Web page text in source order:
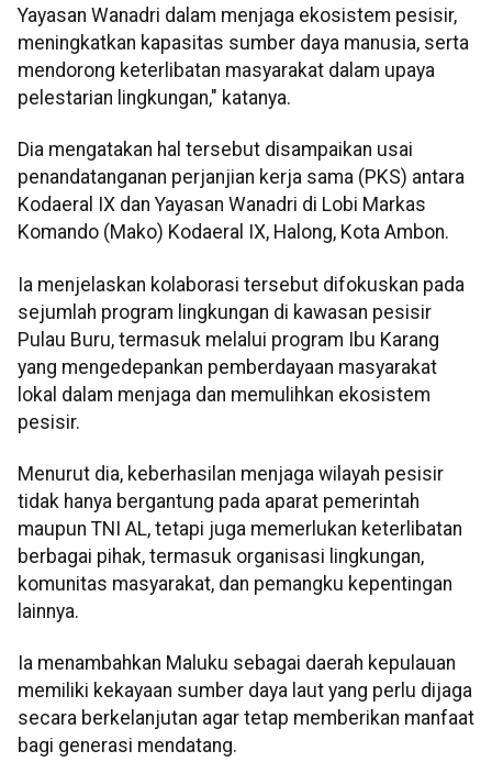
Yayasan Wanadri dalam menjaga ekosistem pesisir,
meningkatkan kapasitas sumber daya manusia, serta
mendorong keterlibatan masyarakat dalam upaya
pelestarian lingkungan," katanya.
Dia mengatakan hal tersebut disampaikan usai
penandatanganan perjanjian kerja sama (PKS) antara
Kodaeral IX dan Yayasan Wanadri di Lobi Markas
Komando (Mako) Kodaeral IX, Halong, Kota Ambon.
Ia menjelaskan kolaborasi tersebut difokuskan pada
sejumlah program lingkungan di kawasan pesisir
Pulau Buru, termasuk melalui program Ibu Karang
yang mengedepankan pemberdayaan masyarakat
lokal dalam menjaga dan memulihkan ekosistem
pesisir.
Menurut dia, keberhasilan menjaga wilayah pesisir
tidak hanya bergantung pada aparat pemerintah
maupun TNI AL, tetapi juga memerlukan keterlibatan
berbagai pihak, termasuk organisasi lingkungan,
komunitas masyarakat, dan pemangku kepentingan
lainnya.
Ia menambahkan Maluku sebagai daerah kepulauan
memiliki kekayaan sumber daya laut yang perlu dijaga
secara berkelanjutan agar tetap memberikan manfaat
bagi generasi mendatang.